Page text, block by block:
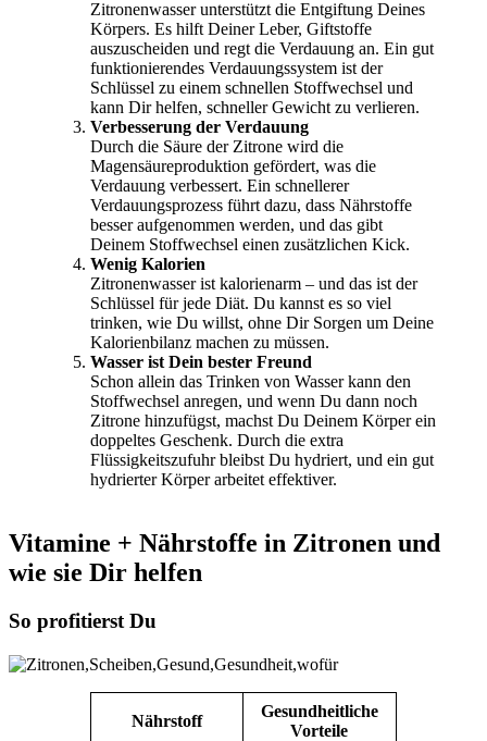
Zitronenwasser unterstützt die Entgiftung Deines
Körpers. Es hilft Deiner Leber, Giftstoffe
auszuscheiden und regt die Verdauung an. Ein gut
funktionierendes Verdauungssystem ist der
Schlüssel zu einem schnellen Stoffwechsel und
kann Dir helfen, schneller Gewicht zu verlieren.
Verbesserung der Verdauung
Durch die Säure der Zitrone wird die
Magensäureproduktion gefördert, was die
Verdauung verbessert. Ein schnellerer
Verdauungsprozess führt dazu, dass Nährstoffe
besser aufgenommen werden, und das gibt
Deinem Stoffwechsel einen zusätzlichen Kick.
Wenig Kalorien
Zitronenwasser ist kalorienarm – und das ist der
Schlüssel für jede Diät. Du kannst es so viel
trinken, wie Du willst, ohne Dir Sorgen um Deine
Kalorienbilanz machen zu müssen.
Wasser ist Dein bester Freund
Schon allein das Trinken von Wasser kann den
Stoffwechsel anregen, und wenn Du dann noch
Zitrone hinzufügst, machst Du Deinem Körper ein
doppeltes Geschenk. Durch die extra
Flüssigkeitszufuhr bleibst Du hydriert, und ein gut
hydrierter Körper arbeitet effektiver.
Vitamine + Nährstoffe in Zitronen und
wie sie Dir helfen
So profitierst Du
Nährstoff
Gesundheitliche
Vorteile